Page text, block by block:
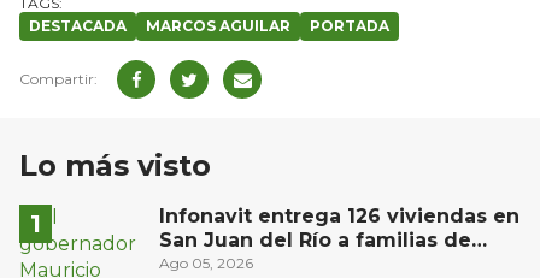
DESTACADA MARCOS AGUILAR PORTADA
Lo más visto
Infonavit entrega 126 viviendas en
San Juan del Río a familias de
bajos ingresos
Ago 05, 2026